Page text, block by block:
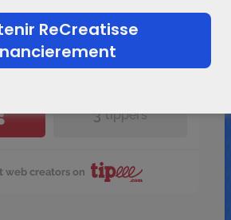
Recreatisse
permonth
3 tippers
web creators on
ReCreatisse